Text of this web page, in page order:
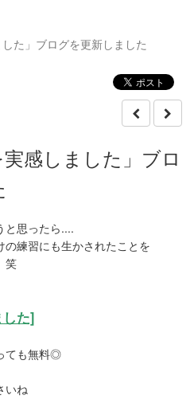
た」ブログを更新しました
実感しました」ブロ
と思ったら....
練習にも生かされたことを
笑
た]
ても無料◎
いね